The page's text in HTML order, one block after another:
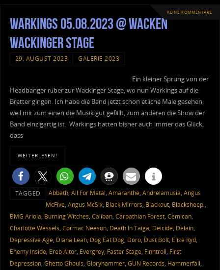
KEINE KOMMENTARE
Warkings 05.08.2023 @ Wacken
Wackinger Stage
29. AUGUST 2023 GALERIE 2023
Ein kleiner Sprung von der
Headbanger rüber zur Wackinger Stage, wo nun Warkings auf die
Bretter gingen. Ich habe die Band jetzt schon etliche Male gesehen,
weil mir zum einen die Musik gut gefällt, zum anderen die Show der
Band einzigartig ist. Warkings hatten bisher auch immer das Glück,
dass
WEITERLESEN!
TAGGED Abbath, All For Metal, Amaranthe, Andrelamusia, Angus
McFive, Angus McSix, Black Mirrors, Blackout, Blacksheep.,
BMG Ariola, Burning Witches, Caliban, Carpathian Forest, Cemican,
Charlotte Wessels, Cormac Neeson, Death In Taiga, Deicide, Delain,
Depressive Age, Diana Leah, Dog Eat Dog, Doro, Dust Bolt, Elize Ryd,
Enemy Inside, Ereb Altor, Evergrey, Faster Stage, Finntroll, First
Depression, Ghetto Ghouls, Gloryhammer, GUN Records, Hammerfall,